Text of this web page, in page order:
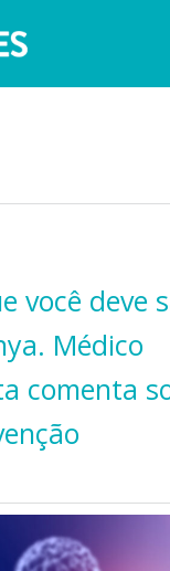
você deve
Médico
comenta